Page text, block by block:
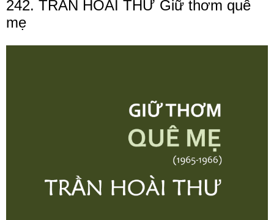
242. TRẦN HOÀI THƯ Giữ thơm quê
mẹ